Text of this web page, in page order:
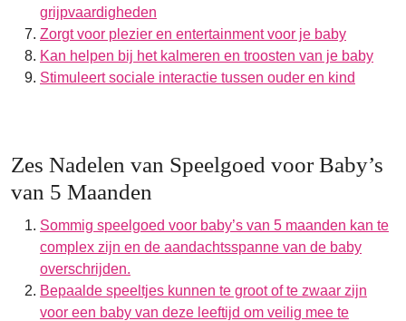
grijpvaardigheden
Zorgt voor plezier en entertainment voor je baby
Kan helpen bij het kalmeren en troosten van je baby
Stimuleert sociale interactie tussen ouder en kind
Zes Nadelen van Speelgoed voor Baby’s
van 5 Maanden
Sommig speelgoed voor baby’s van 5 maanden kan te
complex zijn en de aandachtsspanne van de baby
overschrijden.
Bepaalde speeltjes kunnen te groot of te zwaar zijn
voor een baby van deze leeftijd om veilig mee te